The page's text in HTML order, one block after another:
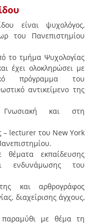
είναι ψυχολόγος,
του Πανεπιστημίου
το τμήμα Ψυχολογίας
έχει ολοκληρώσει με
πρόγραμμα του
αντικείμενο της
Γνωσιακή και στη
– lecturer του New York
θέματα εκπαίδευσης
ενδυνάμωσης του
και αρθρογράφος
διαχείρισης άγχους,
παραμύθι με θέμα τη